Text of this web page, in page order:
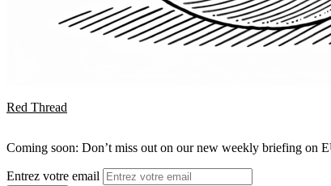
Red Thread
Coming soon: Don’t miss out on our new weekly briefing on
Entrez votre email